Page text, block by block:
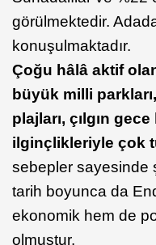
görülmektedir.
konuşulmaktadır.
Çoğu hâlâ aktif
büyük milli
plajları, çılgın
ilginçlikleriyle çok
sebepler sayesinde
tarih boyunca da
ekonomik hem de
olmuştur.